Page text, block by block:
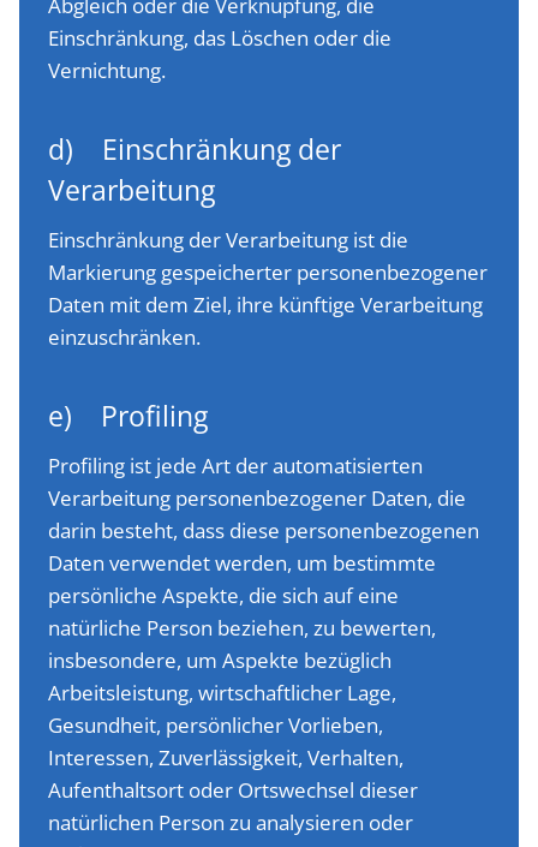
Einschränkung, das Löschen oder die
Vernichtung.
d) Einschränkung der
Verarbeitung
Einschränkung der Verarbeitung ist die
Markierung gespeicherter personenbezogener
Daten mit dem Ziel, ihre künftige Verarbeitung
einzuschränken.
e) Profiling
Profiling ist jede Art der automatisierten
Verarbeitung personenbezogener Daten, die
darin besteht, dass diese personenbezogenen
Daten verwendet werden, um bestimmte
persönliche Aspekte, die sich auf eine
natürliche Person beziehen, zu bewerten,
insbesondere, um Aspekte bezüglich
Arbeitsleistung, wirtschaftlicher Lage,
Gesundheit, persönlicher Vorlieben,
Interessen, Zuverlässigkeit, Verhalten,
Aufenthaltsort oder Ortswechsel dieser
natürlichen Person zu analysieren oder